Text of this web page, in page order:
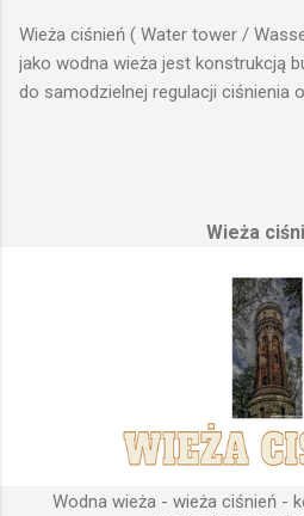
Wieża ciśnień ( Water tower /
jako wodna wieża jest konstrukcją
do samodzielnej regulacji ciśnienia
na którym została wzniesiona.
fundamenty modułu infrastruktury
Podstawową funkcją wież ciśnień
wody do dystrybucji. Zasada
priorytetową przy projektowaniu
odpowiedniego terenu pod
Konstrukcja, aby mogła być w
wybudowana na najwyższym
gromadząca się woda w zbiorniku
umieszczona wyżej, niż instalacje
Wieża
Wodna wieża - wieża ciśnień -